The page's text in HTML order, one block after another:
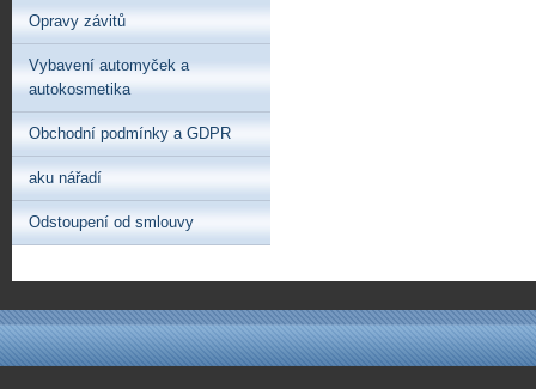
Opravy závitů
Vybavení automyček a
autokosmetika
Obchodní podmínky a GDPR
aku nářadí
Odstoupení od smlouvy